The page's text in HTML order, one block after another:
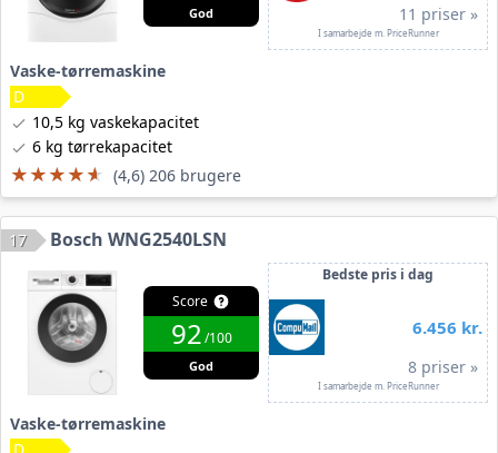
God 11 priser »
I samarbejde m. PriceRunner
Vaske-tørremaskine
10,5 kg vaskekapacitet
6 kg tørrekapacitet
★★★★★
★★★★★ (4,6) 206 brugere
17 Bosch WNG2540LSN
Score
92/100
God
Bedste pris i dag
6.456 kr.
8 priser »
I samarbejde m. PriceRunner
Vaske-tørremaskine